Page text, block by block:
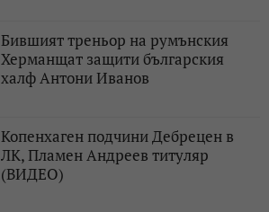
Бившият треньор на румънския
Херманщат защити българския
халф Антони Иванов
Копенхаген подчини Дебрецен в
ЛК, Пламен Андреев титуляр
(ВИДЕО)